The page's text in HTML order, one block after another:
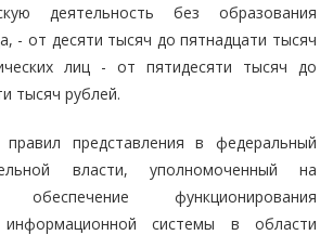
деятельность без образования
- от десяти тысяч до пятнадцати тысяч
лиц - от пятидесяти тысяч до
тысяч рублей.
представления в федеральный
власти, уполномоченный на
функционирования
информационной системы в области